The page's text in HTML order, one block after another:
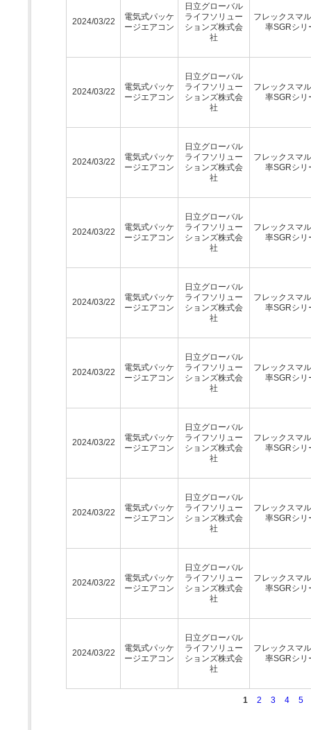
2024/03/22
電気式パッケ
ージエアコン
日立グローバル
ライフソリュー
ションズ株式会
社
フレックスマ
率SGRシリ
2024/03/22
電気式パッケ
ージエアコン
日立グローバル
ライフソリュー
ションズ株式会
社
フレックスマ
率SGRシリ
2024/03/22
電気式パッケ
ージエアコン
日立グローバル
ライフソリュー
ションズ株式会
社
フレックスマ
率SGRシリ
2024/03/22
電気式パッケ
ージエアコン
日立グローバル
ライフソリュー
ションズ株式会
社
フレックスマ
率SGRシリ
2024/03/22
電気式パッケ
ージエアコン
日立グローバル
ライフソリュー
ションズ株式会
社
フレックスマ
率SGRシリ
2024/03/22
電気式パッケ
ージエアコン
日立グローバル
ライフソリュー
ションズ株式会
社
フレックスマ
率SGRシリ
2024/03/22
電気式パッケ
ージエアコン
日立グローバル
ライフソリュー
ションズ株式会
社
フレックスマ
率SGRシリ
2024/03/22
電気式パッケ
ージエアコン
日立グローバル
ライフソリュー
ションズ株式会
社
フレックスマ
率SGRシリ
2024/03/22
電気式パッケ
ージエアコン
日立グローバル
ライフソリュー
ションズ株式会
社
フレックスマ
率SGRシリ
2024/03/22
電気式パッケ
ージエアコン
日立グローバル
ライフソリュー
ションズ株式会
社
フレックスマ
率SGRシリ
1 2 3 4 5